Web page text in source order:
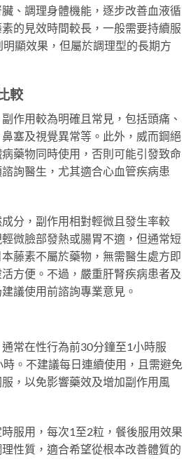
、調理身體機能，逐步改善血液循
的見效時間較長，一般需要持續服
顯效果，但屬於調理型的長期方
較
作用較為明確且常見，包括頭痛、
塞及視覺異常等。此外，威而鋼絕
藥物同時使用，否則可能引發致命
詢醫生，尤其適合心血管疾病患
分，副作用相對輕微且發生率較
微臉部發熱或腸胃不適，但通常短
藤素不屬於藥物，無需醫生處方即
方便。不過，嚴重肝腎疾病患者及
議使用前諮詢專業意見。
常在性行為前30分鐘至1小時服
。不建議每日連續使用，且需避免
，以免影響藥效及增加副作用風
服用，每次1至2粒，餐後服用效果
性質，適合希望從根本改善體質的